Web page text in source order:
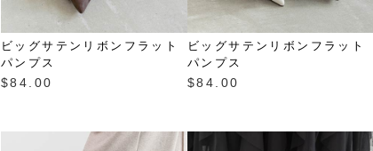
ビッグサテンリボンフラット
パンプス
$‌84.00
ビッグサテンリボンフラット
パンプス
$‌84.00